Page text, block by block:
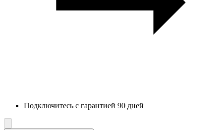
Подключитесь с гарантией 90 дней